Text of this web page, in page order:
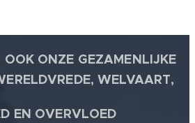
ONZE GEZAMENLIJKE
WELVAART,
EN OVERVLOED